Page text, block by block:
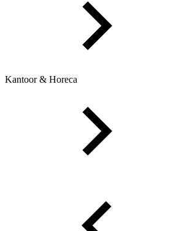
Kantoor & Horeca